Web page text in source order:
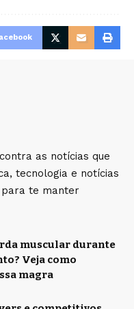
as notícias que
tecnologia e notícias
para te manter
muscular durante
Veja como
magra